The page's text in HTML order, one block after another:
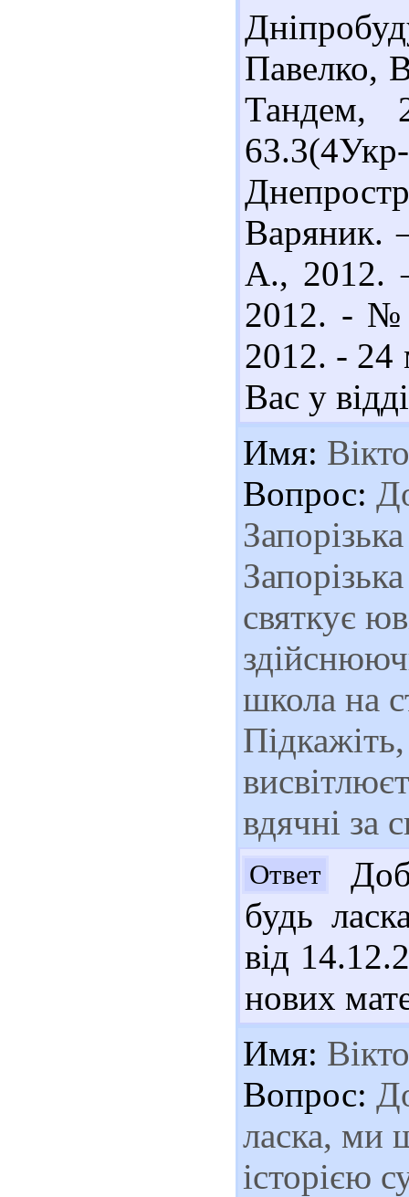
Павелко,
Варяник.
А., 2012.
2012. - №
2012. -
Вас у
Имя:
Вопрос:
святкує
школа на
вдячні за
Ответ
будь
від
нових
Имя:
Вопрос:
ласка, ми
історією